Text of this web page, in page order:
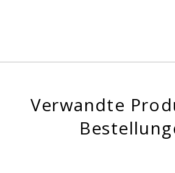
Verwandte